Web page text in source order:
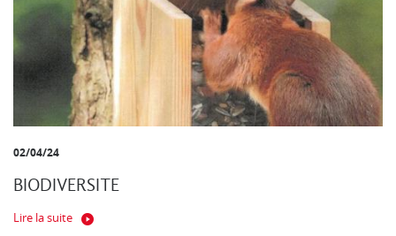
02/04/24
BIODIVERSITE
Lire la suite